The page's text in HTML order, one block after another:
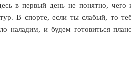
в первый день не понятно, чего
В спорте, если ты слабый, то
наладим, и будем готовиться